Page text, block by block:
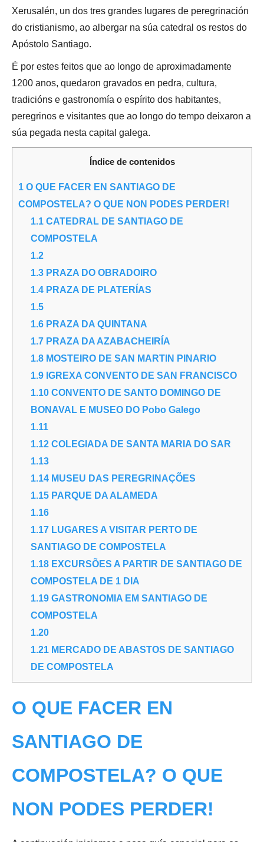
Xerusalén, un dos tres grandes lugares de peregrinación
do cristianismo, ao albergar na súa catedral os restos do
Apóstolo Santiago.
É por estes feitos que ao longo de aproximadamente
1200 anos, quedaron gravados en pedra, cultura,
tradicións e gastronomía o espírito dos habitantes,
peregrinos e visitantes que ao longo do tempo deixaron a
súa pegada nesta capital galega.
Índice de contenidos
1 O QUE FACER EN SANTIAGO DE
COMPOSTELA? O QUE NON PODES PERDER!
1.1CATEDRAL DE SANTIAGO DE
COMPOSTELA
1.2
1.3PRAZA DO OBRADOIRO
1.4PRAZA DE PLATERÍAS
1.5
1.6PRAZA DA QUINTANA
1.7PRAZA DA AZABACHEIRÍA
1.8MOSTEIRO DE SAN MARTIN PINARIO
1.9IGREXA CONVENTO DE SAN FRANCISCO
1.10CONVENTO DE SANTO DOMINGO DE
BONAVAL E MUSEO DO Pobo Galego
1.11
1.12COLEGIADA DE SANTA MARIA DO SAR
1.13
1.14MUSEU DAS PEREGRINAÇÕES
1.15PARQUE DA ALAMEDA
1.16
1.17LUGARES A VISITAR PERTO DE
SANTIAGO DE COMPOSTELA
1.18EXCURSÕES A PARTIR DE SANTIAGO DE
COMPOSTELA DE 1 DIA
1.19GASTRONOMIA EM SANTIAGO DE
COMPOSTELA
1.20
1.21MERCADO DE ABASTOS DE SANTIAGO
DE COMPOSTELA
O QUE FACER EN
SANTIAGO DE
COMPOSTELA? O QUE
NON PODES PERDER!